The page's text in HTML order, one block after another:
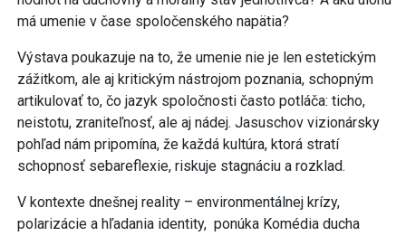
má umenie v čase spoločenského napätia?
Výstava poukazuje na to, že umenie nie je len estetickým
zážitkom, ale aj kritickým nástrojom poznania, schopným
artikulovať to, čo jazyk spoločnosti často potláča: ticho,
neistotu, zraniteľnosť, ale aj nádej. Jasuschov vizionársky
pohľad nám pripomína, že každá kultúra, ktorá stratí
schopnosť sebareflexie, riskuje stagnáciu a rozklad.
V kontexte dnešnej reality – environmentálnej krízy,
polarizácie a hľadania identity, ponúka Komédia ducha